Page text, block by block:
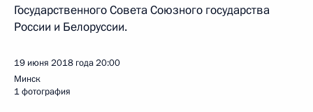
Государственного Совета Союзного государства
России и Белоруссии.
19 июня 2018 года20:00
Минск
1 фотография